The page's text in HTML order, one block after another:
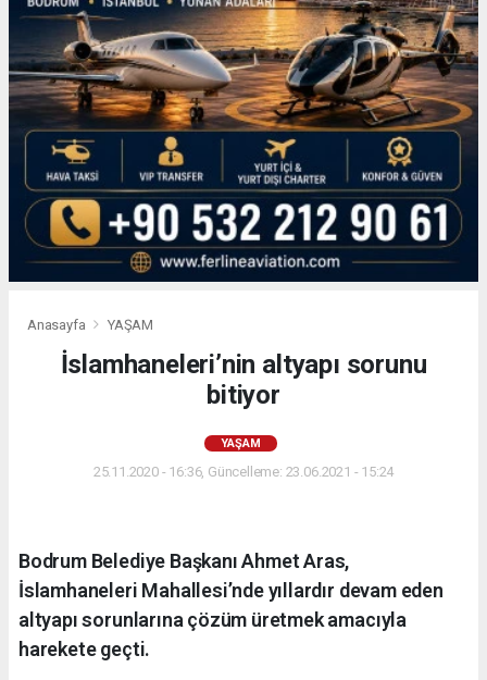
Anasayfa YAŞAM
İslamhaneleri’nin altyapı sorunu
bitiyor
YAŞAM
25.11.2020 - 16:36, Güncelleme: 23.06.2021 - 15:24
Bodrum Belediye Başkanı Ahmet Aras,
İslamhaneleri Mahallesi’nde yıllardır devam eden
altyapı sorunlarına çözüm üretmek amacıyla
harekete geçti.